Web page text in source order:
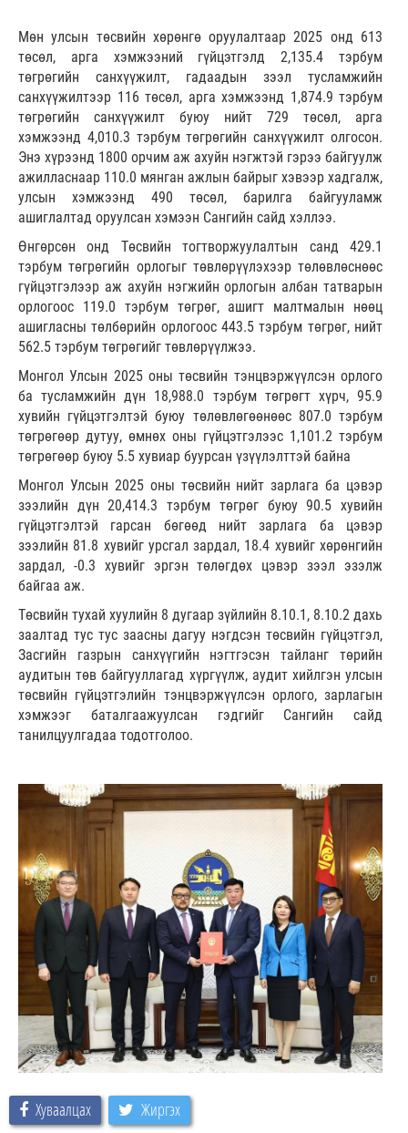
Мөн улсын төсвийн хөрөнгө оруулалтаар 2025 онд 613
төсөл, арга хэмжээний гүйцэтгэлд 2,135.4 тэрбум
төгрөгийн санхүүжилт, гадаадын зээл тусламжийн
санхүүжилтээр 116 төсөл, арга хэмжээнд 1,874.9 тэрбум
төгрөгийн санхүүжилт буюу нийт 729 төсөл, арга
хэмжээнд 4,010.3 тэрбум төгрөгийн санхүүжилт олгосон.
Энэ хүрээнд 1800 орчим аж ахуйн нэгжтэй гэрээ байгуулж
ажилласнаар 110.0 мянган ажлын байрыг хэвээр хадгалж,
улсын хэмжээнд 490 төсөл, барилга байгууламж
ашиглалтад оруулсан хэмээн Сангийн сайд хэллээ.
Өнгөрсөн онд Төсвийн тогтворжуулалтын санд 429.1
тэрбум төгрөгийн орлогыг төвлөрүүлэхээр төлөвлөснөөс
гүйцэтгэлээр аж ахуйн нэгжийн орлогын албан татварын
орлогоос 119.0 тэрбум төгрөг, ашигт малтмалын нөөц
ашигласны төлбөрийн орлогоос 443.5 тэрбум төгрөг, нийт
562.5 тэрбум төгрөгийг төвлөрүүлжээ.
Монгол Улсын 2025 оны төсвийн тэнцвэржүүлсэн орлого
ба тусламжийн дүн 18,988.0 тэрбум төгрөгт хүрч, 95.9
хувийн гүйцэтгэлтэй буюу төлөвлөгөөнөөс 807.0 тэрбум
төгрөгөөр дутуу, өмнөх оны гүйцэтгэлээс 1,101.2 тэрбум
төгрөгөөр буюу 5.5 хувиар буурсан үзүүлэлттэй байна
Монгол Улсын 2025 оны төсвийн нийт зарлага ба цэвэр
зээлийн дүн 20,414.3 тэрбум төгрөг буюу 90.5 хувийн
гүйцэтгэлтэй гарсан бөгөөд нийт зарлага ба цэвэр
зээлийн 81.8 хувийг урсгал зардал, 18.4 хувийг хөрөнгийн
зардал, -0.3 хувийг эргэн төлөгдөх цэвэр зээл эзэлж
байгаа аж.
Төсвийн тухай хуулийн 8 дугаар зүйлийн 8.10.1, 8.10.2 дахь
заалтад тус тус заасны дагуу нэгдсэн төсвийн гүйцэтгэл,
Засгийн газрын санхүүгийн нэгтгэсэн тайланг төрийн
аудитын төв байгууллагад хүргүүлж, аудит хийлгэн улсын
төсвийн гүйцэтгэлийн тэнцвэржүүлсэн орлого, зарлагын
хэмжээг баталгаажуулсан гэдгийг Сангийн сайд
танилцуулгадаа тодотголоо.
Хуваалцах Жиргэх